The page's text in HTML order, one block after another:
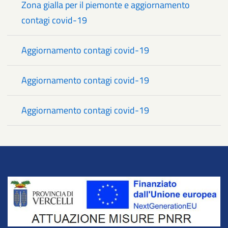
Zona gialla per il piemonte e aggiornamento
contagi covid-19
Aggiornamento contagi covid-19
Aggiornamento contagi covid-19
Aggiornamento contagi covid-19
Title